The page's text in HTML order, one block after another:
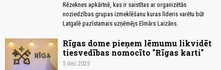
Rēzeknes apkārtnē, kas ir saistītas ar organizētās
noziedzības grupas izmeklēšanu kuras līderis varētu būt
Latgalē pazīstamais uzņēmējs Elmārs Laizāns.
Rīgas dome pieņem lēmumu likvidēt
tiesvedības nomocīto "Rīgas karti"
5.dec 2025